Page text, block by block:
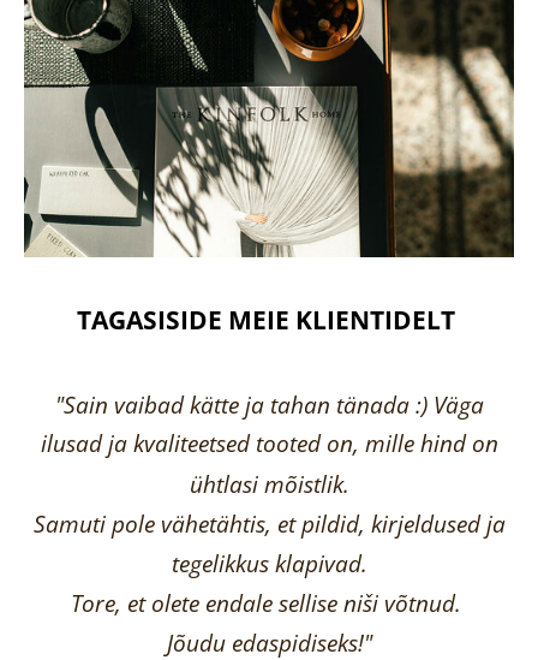
TAGASISIDE MEIE KLIENTIDELT
"Sain vaibad kätte ja tahan tänada :) Väga
ilusad ja kvaliteetsed tooted on, mille hind on
ühtlasi mõistlik.
Samuti pole vähetähtis, et pildid, kirjeldused ja
tegelikkus klapivad.
Tore, et olete endale sellise niši võtnud.
Jõudu edaspidiseks!"